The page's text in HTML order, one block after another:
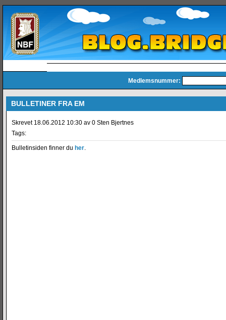
Medlemsnummer:
BULLETINER FRA EM
Skrevet 18.06.2012 10:30 av 0 Sten Bjertnes
Tags:
Bulletinsiden finner du her.